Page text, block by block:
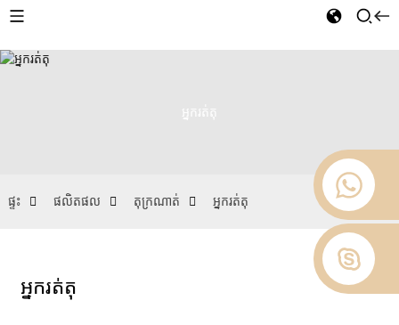
អ្នករត់តុ
ផ្ទះ ផលិតផល តុក្រណាត់ អ្នករត់តុ
អ្នករត់តុ